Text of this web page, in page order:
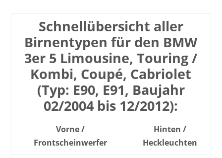
Schnell­übersicht aller
Birnen­typen für den BMW
3er 5 Limousine, Touring /
Kombi, Coupé, Cabriolet
(Typ: E90, E91, Baujahr
02/2004 bis 12/2012):
Vorne /
Front­scheinwerfer
Hinten /
Heck­leuchten